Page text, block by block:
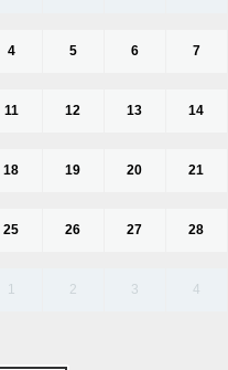
4 5 6 7
11 12 13 14
18 19 20 21
25 26 27 28
1 2 3 4